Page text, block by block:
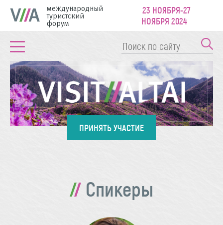
международный
туристский
форум
23 НОЯБРЯ-27
НОЯБРЯ 2024
ПРИНЯТЬ УЧАСТИЕ
Спикеры